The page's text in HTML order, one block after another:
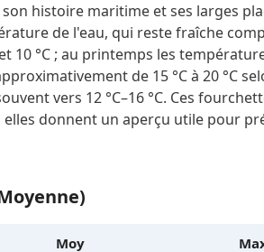
histoire maritime et ses larges
de l'eau, qui reste fraîche
10 °C ; au printemps les
de 15 °C à 20 °C
vers 12 °C–16 °C. Ces
donnent un aperçu utile pour
Moy